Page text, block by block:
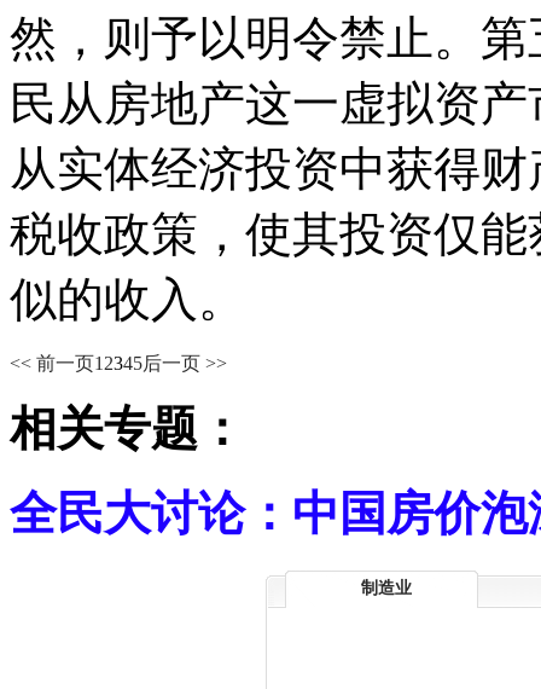
然，则予以明令禁止。
民从房地产这一虚拟资
从实体经济投资中获得
税收政策，使其投资仅
似的收入。
<< 前一页1 2345后一页 >>
相关专题：
全民大讨论：中国房价
制造业